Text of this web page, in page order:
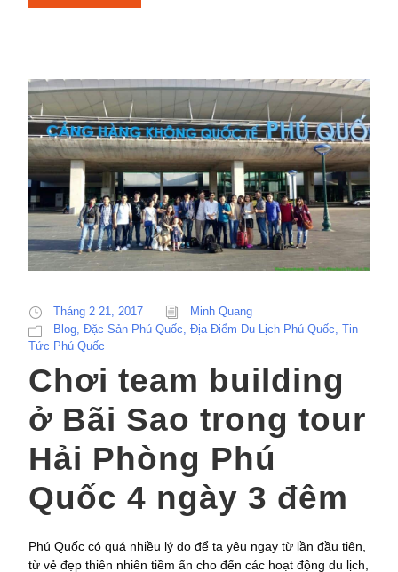
Tháng 2 21, 2017
Minh Quang
Blog, Đặc Sản Phú Quốc, Địa Điểm Du Lịch Phú Quốc, Tin
Tức Phú Quốc
Chơi team building
ở Bãi Sao trong tour
Hải Phòng Phú
Quốc 4 ngày 3 đêm
Phú Quốc có quá nhiều lý do để ta yêu ngay từ lần đầu tiên,
từ vẻ đẹp thiên nhiên tiềm ẩn cho đến các hoạt động du lịch,